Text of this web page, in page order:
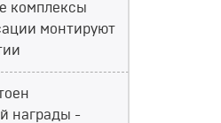
комплексы
монтируют
награды -